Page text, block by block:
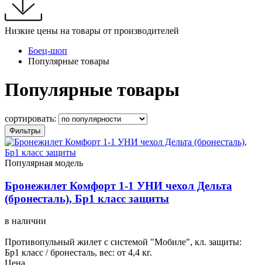
Низкие цены на товары от производителей
Боец-шоп
Популярные товары
Популярные товары
сортировать:
Фильтры
Популярная модель
Бронежилет Комфорт 1-1 УНИ чехол Дельта
(бронесталь), Бр1 класс защиты
в наличии
Противопульный жилет с системой "Мобиле", кл. защиты:
Бр1 класс / бронесталь, вес: от 4,4 кг.